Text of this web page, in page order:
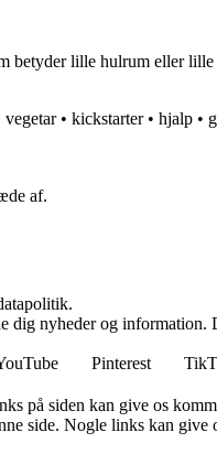
betyder lille hulrum eller
vegetar• kickstarter• hjalp •
af.
dig nyheder og
Pinterest
på siden kan give os
side. Nogle links kan